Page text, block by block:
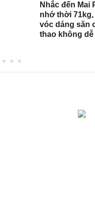
Nhắc đến
nhớ thời
vóc dáng săn
thao không